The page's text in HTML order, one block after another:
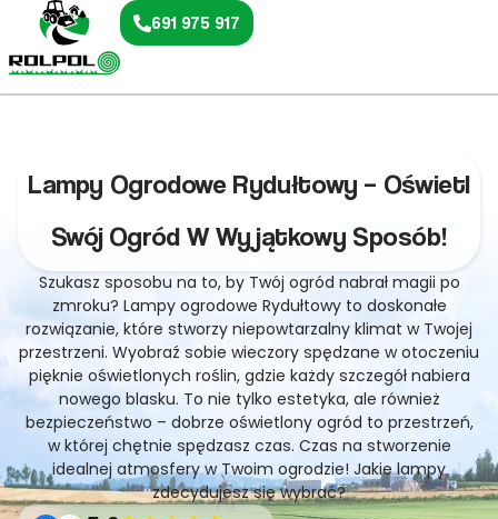
691 975 917
Lampy Ogrodowe Rydułtowy – Oświetl
Swój Ogród W Wyjątkowy Sposób!
Szukasz sposobu na to, by Twój ogród nabrał magii po
zmroku? Lampy ogrodowe Rydułtowy to doskonałe
rozwiązanie, które stworzy niepowtarzalny klimat w Twojej
przestrzeni. Wyobraź sobie wieczory spędzane w otoczeniu
pięknie oświetlonych roślin, gdzie każdy szczegół nabiera
nowego blasku. To nie tylko estetyka, ale również
bezpieczeństwo – dobrze oświetlony ogród to przestrzeń,
w której chętnie spędzasz czas. Czas na stworzenie
idealnej atmosfery w Twoim ogrodzie! Jakie lampy
zdecydujesz się wybrać?